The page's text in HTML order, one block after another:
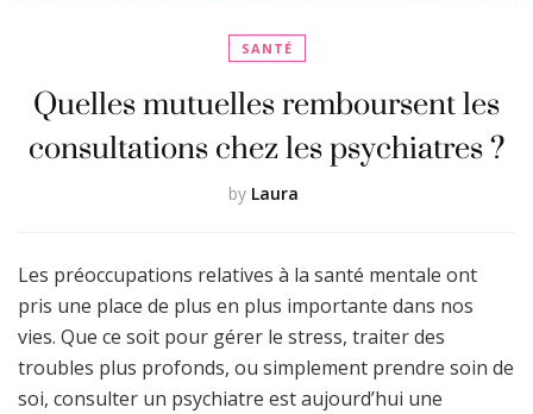
SANTÉ
Quelles mutuelles remboursent les
consultations chez les psychiatres ?
by Laura
Les préoccupations relatives à la santé mentale ont
pris une place de plus en plus importante dans nos
vies. Que ce soit pour gérer le stress, traiter des
troubles plus profonds, ou simplement prendre soin de
soi, consulter un psychiatre est aujourd’hui une